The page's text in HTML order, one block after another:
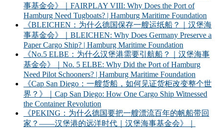
事基金会》｜FAIRPLAY VIII: Why Does the Port of
Hamburg Need Tugboats? | Hamburg Maritime Foundation
《BLEICHEN：为什么德国保存一艘运纸船？｜汉堡海
事基金会》｜BLEICHEN: Why Does Germany Preserve a
Paper Cargo Ship? | Hamburg Maritime Foundation
《No.5 ELBE：为什么汉堡港需要引航船？｜汉堡海事
基金会》｜No. 5 ELBE: Why Did the Port of Hamburg
Need Pilot Schooners? | Hamburg Maritime Foundation
《Cap San Diego：一艘货船，如何见证货柜改变整个世
界？》｜Cap San Diego: How One Cargo Ship Witnessed
the Container Revolution
《PEKING：为什么德国要把一艘漂流百年的帆船带回
家？——汉堡港的远洋时代｜汉堡海事基金会》｜